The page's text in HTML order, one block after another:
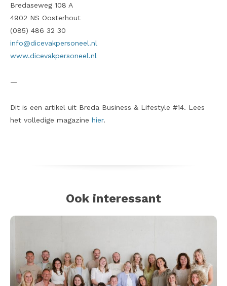
Bredaseweg 108 A
4902 NS Oosterhout
(085) 486 32 30
info@dicevakpersoneel.nl
www.dicevakpersoneel.nl
—
Dit is een artikel uit Breda Business & Lifestyle #14. Lees
het volledige magazine hier.
Ook interessant